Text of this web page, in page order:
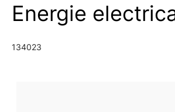
Energie
134023